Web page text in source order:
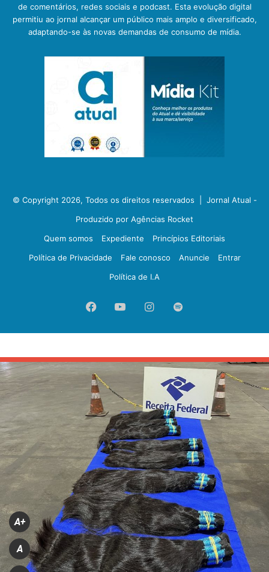
de comentários, redes sociais e podcast. Esta evolução digital
permitiu ao jornal alcançar um público mais amplo e diversificado,
adaptando-se às novas demandas de consumo de mídia.
© Copyright 2026, Todos os direitos reservados | Jornal Atual -
Produzido por Agências Rocket
Quem somos
Expediente
Princípios Editoriais
Política de Privacidade
Fale conosco Anuncie
Entrar
Política de I.A
FacebookYouTubeInstagram
Spotify
A+
A